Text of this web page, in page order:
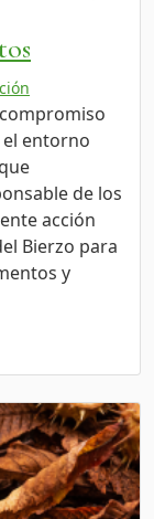
entorno
de los
acción
Bierzo para
y